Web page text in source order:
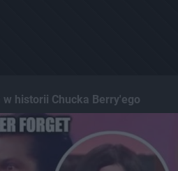
historii Chucka Berry'ego